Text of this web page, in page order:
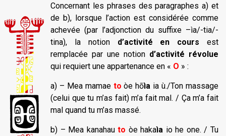
Concernant les phrases des paragraphes a) et
de b), lorsque l’action est considérée comme
achevée (par l’adjonction du suffixe –ìa/-tia/-
tina), la notion d’activité en cours est
remplacée par une notion d’activité révolue
qui requiert une appartenance en « O » :
a) – Mea mamae to òe hōìa ia ù./Ton massage
(celui que tu m’as fait) m’a fait mal. / Ça m’a fait
mal quand tu m’as massé.
b) – Mea kanahauto òe hakaìa io he one. / Tu